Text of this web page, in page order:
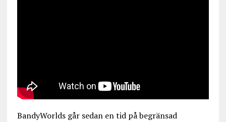
BandyWorlds går sedan en tid på begränsad